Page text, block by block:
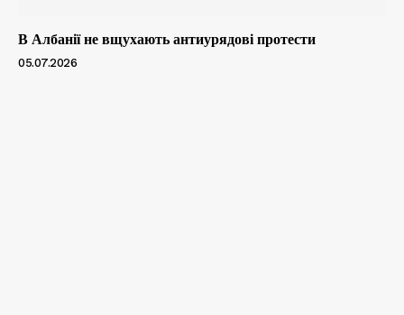
В Албанії не вщухають антиурядові протести
05.07.2026